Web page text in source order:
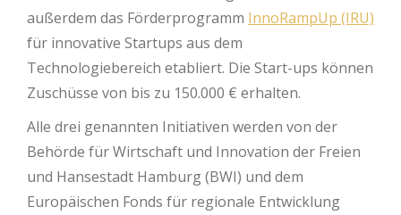
außerdem das Förderprogramm InnoRampUp (IRU)
für innovative Startups aus dem
Technologiebereich etabliert. Die Start-ups können
Zuschüsse von bis zu 150.000 € erhalten.
Alle drei genannten Initiativen werden von der
Behörde für Wirtschaft und Innovation der Freien
und Hansestadt Hamburg (BWI) und dem
Europäischen Fonds für regionale Entwicklung